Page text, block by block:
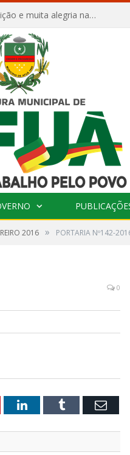
Afuá comemora 136 anos com orgulho, tradição e muita alegria na Quadra Dr. Nelson Salomão
2016 » PORTARIA Nº142-
0
LinkedInTumblr Email